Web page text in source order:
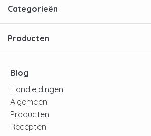
Categorieën
Producten
Blog
Handleidingen
Algemeen
Producten
Recepten